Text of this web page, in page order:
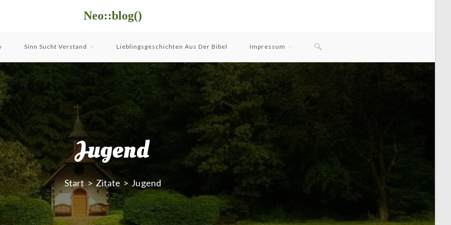
Neo::blog()
Sinn Sucht Verstand Lieblingsgeschichten Aus Der Bibel Impressum Website-
Umschalten
Jugend
Start > Zitate > Jugend